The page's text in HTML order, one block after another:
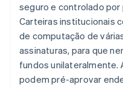
seguro e controlado
Carteiras institucionais
de computação de
assinaturas, para que
fundos unilateralmente.
podem pré-aprovar